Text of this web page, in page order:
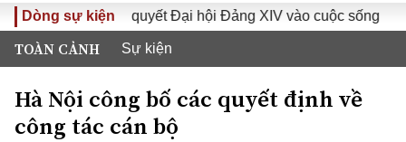
Dòng sự kiện
Đưa Nghị quyết Đại hội Đảng XIV vào cuộc sống Hướng
TOÀN CẢNH Sự kiện
Hà Nội công bố các quyết định về
công tác cán bộ